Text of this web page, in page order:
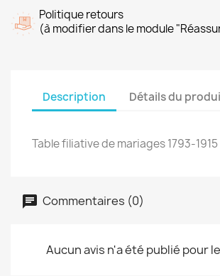
Politique retours
(à modifier dans le module
Description Détails du
Table filiative de mariages 1793-
Commentaires (0)
Aucun avis n'a été publié pour